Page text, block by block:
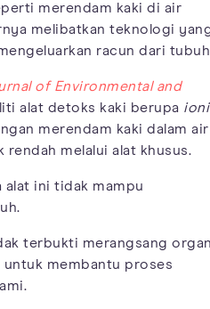
merendam kaki di air
melibatkan teknologi
racun dari
of Environmental and
alat detoks kaki berupa
merendam kaki dalam air
melalui alat khusus.
alat ini tidak mampu
terbukti merangsang
membantu proses